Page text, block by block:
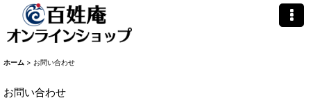
ホーム > お問い合わせ
お問い合わせ